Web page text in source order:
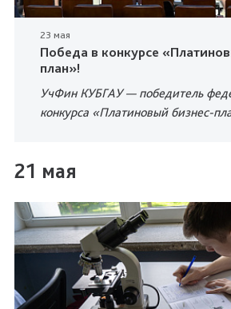
23 мая
Победа в конкурсе
план»!
УчФин КУБГАУ — победитель
конкурса «Платиновый бизнес-
21 мая